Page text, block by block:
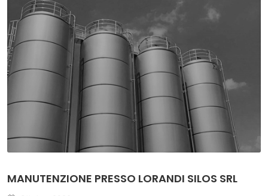
MANUTENZIONE PRESSO LORANDI SILOS SRL